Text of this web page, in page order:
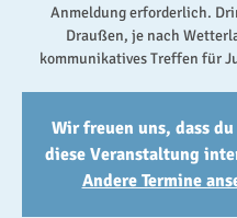
Anmeldung erforderlich.
Draußen, je nach
kommunikatives Treffen für
Wir freuen uns, dass
diese Veranstaltung
Andere Termine